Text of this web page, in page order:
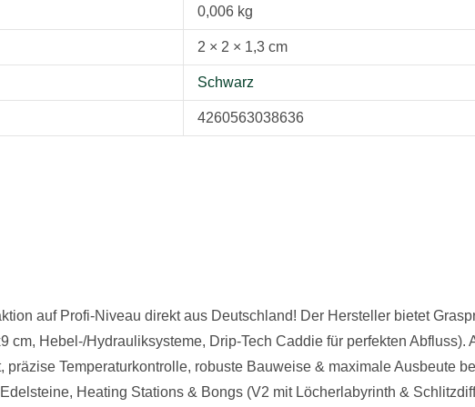
0,006 kg
2 × 2 × 1,3 cm
Schwarz
4260563038636
auf Profi-Niveau direkt aus Deutschland! Der Hersteller bietet
cm, Hebel-/Hydrauliksysteme, Drip-Tech Caddie für perfekten
Temperaturkontrolle, robuste Bauweise & maximale Ausbeute
Heating Stations & Bongs (V2 mit Löcherlabyrinth &